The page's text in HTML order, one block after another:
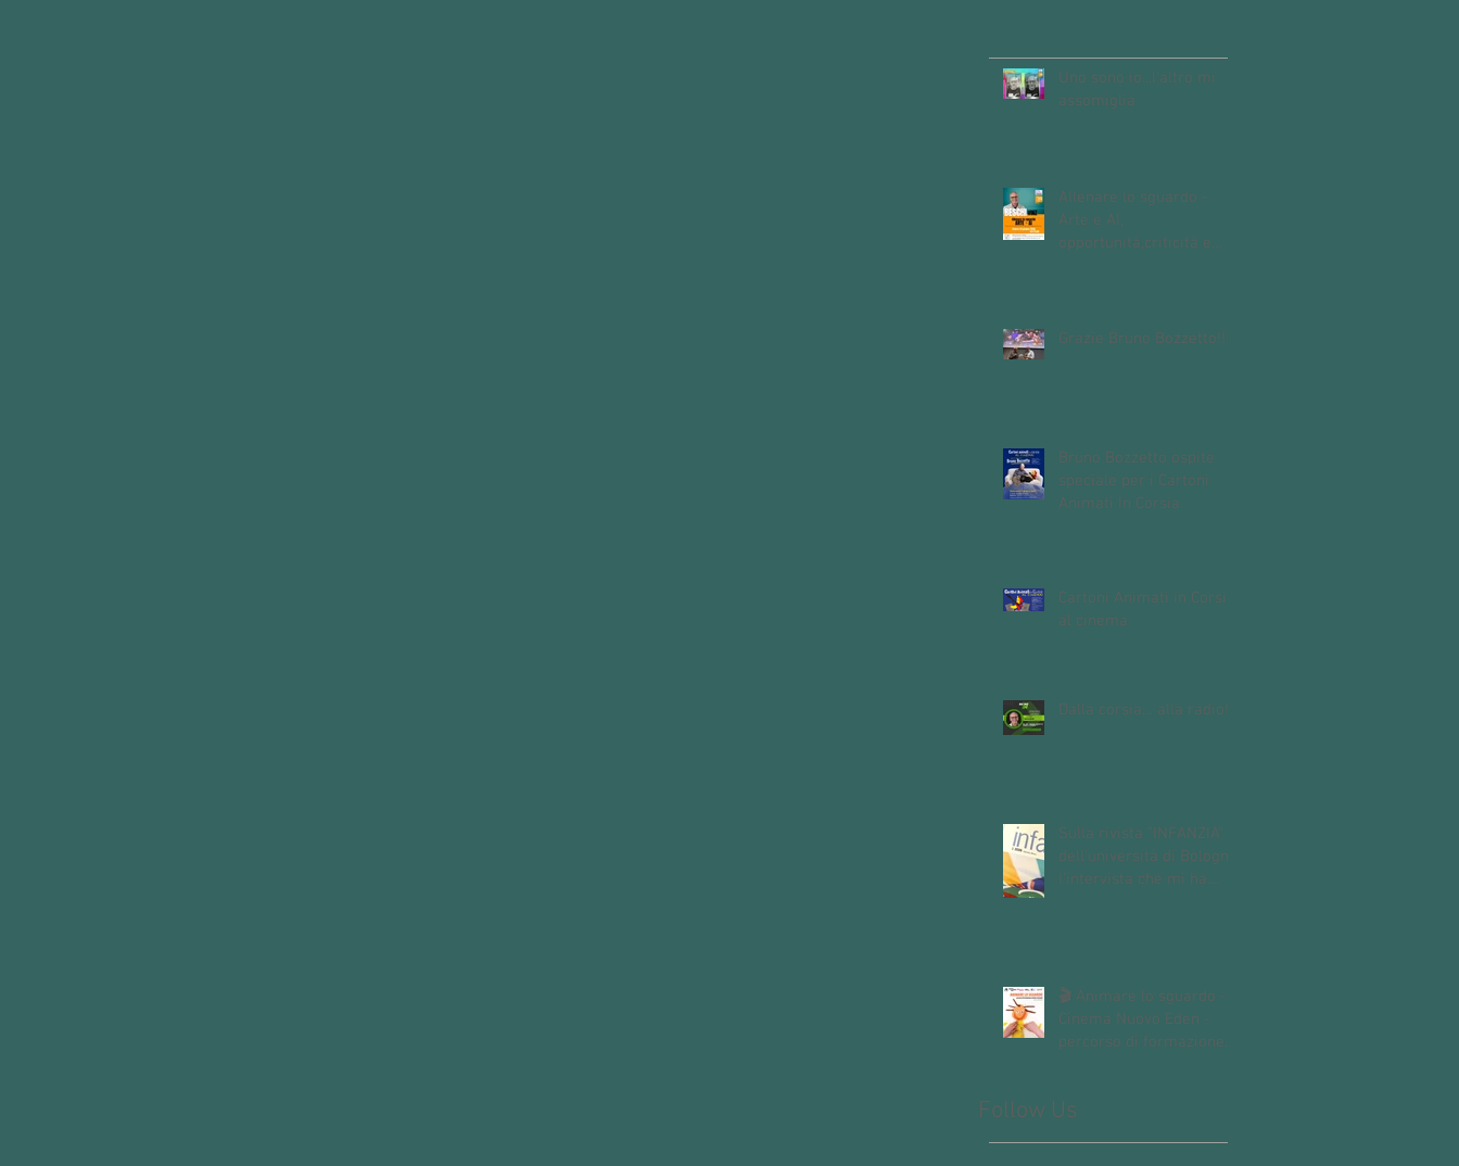
Uno sono io...l'altro mi
assomiglia
Allenare lo sguardo -
Arte e AI,
opportunità,criticità e
Grazie Bruno Bozzetto!!!
Bruno Bozzetto ospite
speciale per i Cartoni
Animati In Corsia
Cartoni Animati in Corsia
al cinema
Dalla corsia… alla radio!
Sulla rivista "INFANZIA"
dell'università di Bologna,
l'intervista che mi ha
🎬 Animare lo sguardo -
Cinema Nuovo Eden -
percorso di formazione
scuola dell’infanzia e
Follow Us